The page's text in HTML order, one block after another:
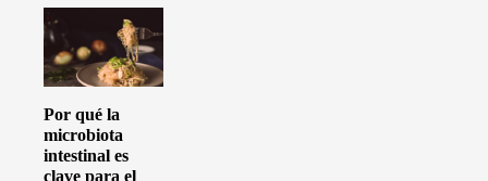
Por qué la
microbiota
intestinal es
clave para el